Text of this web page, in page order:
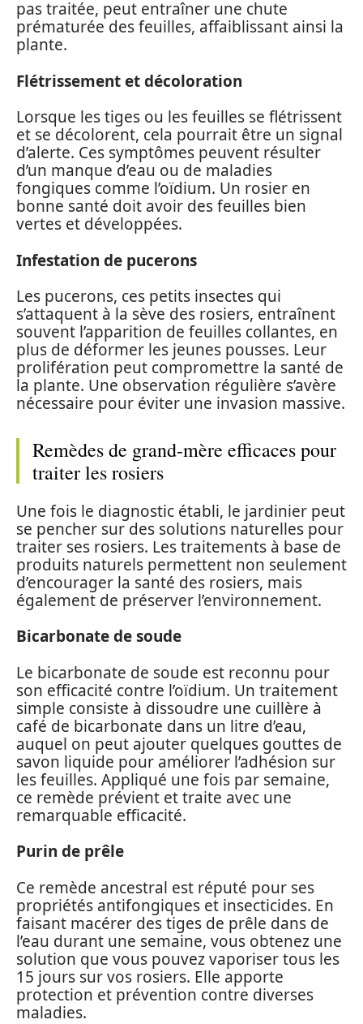
pas traitée, peut entraîner une chute
prématurée des feuilles, affaiblissant ainsi la
plante.
Flétrissement et décoloration
Lorsque les tiges ou les feuilles se flétrissent
et se décolorent, cela pourrait être un signal
d’alerte. Ces symptômes peuvent résulter
d’un manque d’eau ou de maladies
fongiques comme l’oïdium. Un rosier en
bonne santé doit avoir des feuilles bien
vertes et développées.
Infestation de pucerons
Les pucerons, ces petits insectes qui
s’attaquent à la sève des rosiers, entraînent
souvent l’apparition de feuilles collantes, en
plus de déformer les jeunes pousses. Leur
prolifération peut compromettre la santé de
la plante. Une observation régulière s’avère
nécessaire pour éviter une invasion massive.
Remèdes de grand-mère efficaces pour
traiter les rosiers
Une fois le diagnostic établi, le jardinier peut
se pencher sur des solutions naturelles pour
traiter ses rosiers. Les traitements à base de
produits naturels permettent non seulement
d’encourager la santé des rosiers, mais
également de préserver l’environnement.
Bicarbonate de soude
Le bicarbonate de soude est reconnu pour
son efficacité contre l’oïdium. Un traitement
simple consiste à dissoudre une cuillère à
café de bicarbonate dans un litre d’eau,
auquel on peut ajouter quelques gouttes de
savon liquide pour améliorer l’adhésion sur
les feuilles. Appliqué une fois par semaine,
ce remède prévient et traite avec une
remarquable efficacité.
Purin de prêle
Ce remède ancestral est réputé pour ses
propriétés antifongiques et insecticides. En
faisant macérer des tiges de prêle dans de
l’eau durant une semaine, vous obtenez une
solution que vous pouvez vaporiser tous les
15 jours sur vos rosiers. Elle apporte
protection et prévention contre diverses
maladies.